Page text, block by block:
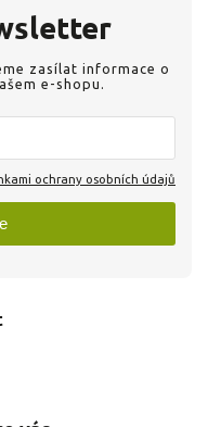
zasílat informace o
e-shopu.
ochrany osobních údajů